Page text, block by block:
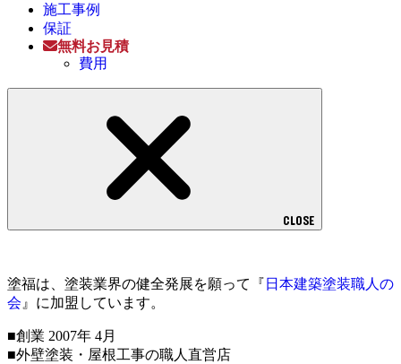
施工事例
保証
無料お見積
費用
CLOSE
塗福は、塗装業界の健全発展を願って『 日本建築塗装職人の
会 』に加盟しています。
■創業 2007年 4月
■外壁塗装・屋根工事の職人直営店